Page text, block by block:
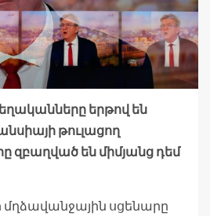
երթով են
թուլացող
զբաղված են միմյանց դեմ
մղձավանջային սցենարը